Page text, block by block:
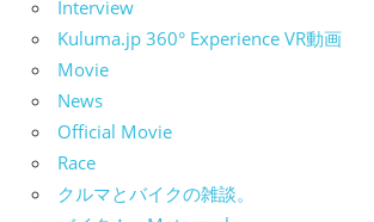
Interview
Kuluma.jp 360° Experience VR動画
Movie
News
Official Movie
Race
クルマとバイクの雑談。